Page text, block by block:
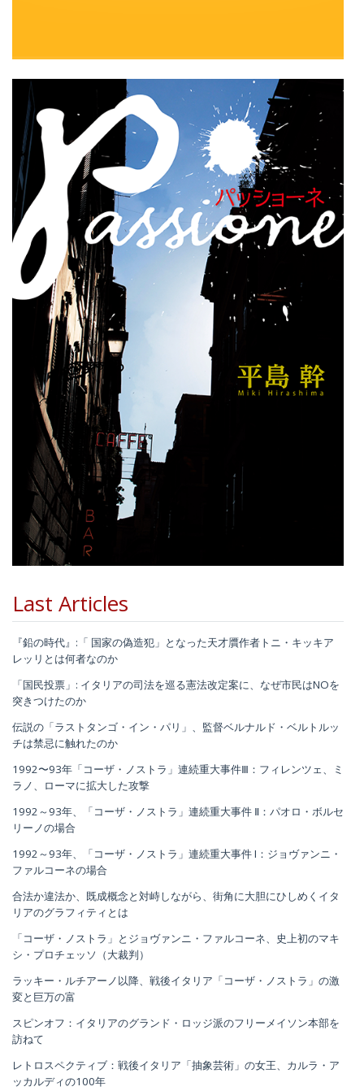
Last Articles
『鉛の時代』:「 国家の偽造犯」となった天才贋作者トニ・キッキア
レッリとは何者なのか
「国民投票」: イタリアの司法を巡る憲法改定案に、なぜ市民はNOを
突きつけたのか
伝説の「ラストタンゴ・イン・パリ」、監督ベルナルド・ベルトルッ
チは禁忌に触れたのか
1992〜93年「コーザ・ノストラ」連続重大事件Ⅲ：フィレンツェ、ミ
ラノ、ローマに拡大した攻撃
1992～93年、「コーザ・ノストラ」連続重大事件 Ⅱ：パオロ・ボルセ
リーノの場合
1992～93年、「コーザ・ノストラ」連続重大事件 I：ジョヴァンニ・
ファルコーネの場合
合法か違法か、既成概念と対峙しながら、街角に大胆にひしめくイタ
リアのグラフィティとは
「コーザ・ノストラ」とジョヴァンニ・ファルコーネ、史上初のマキ
シ・プロチェッソ（大裁判）
ラッキー・ルチアーノ以降、戦後イタリア「コーザ・ノストラ」の激
変と巨万の富
スピンオフ：イタリアのグランド・ロッジ派のフリーメイソン本部を
訪ねて
レトロスペクティブ：戦後イタリア「抽象芸術」の女王、カルラ・ア
ッカルディの100年